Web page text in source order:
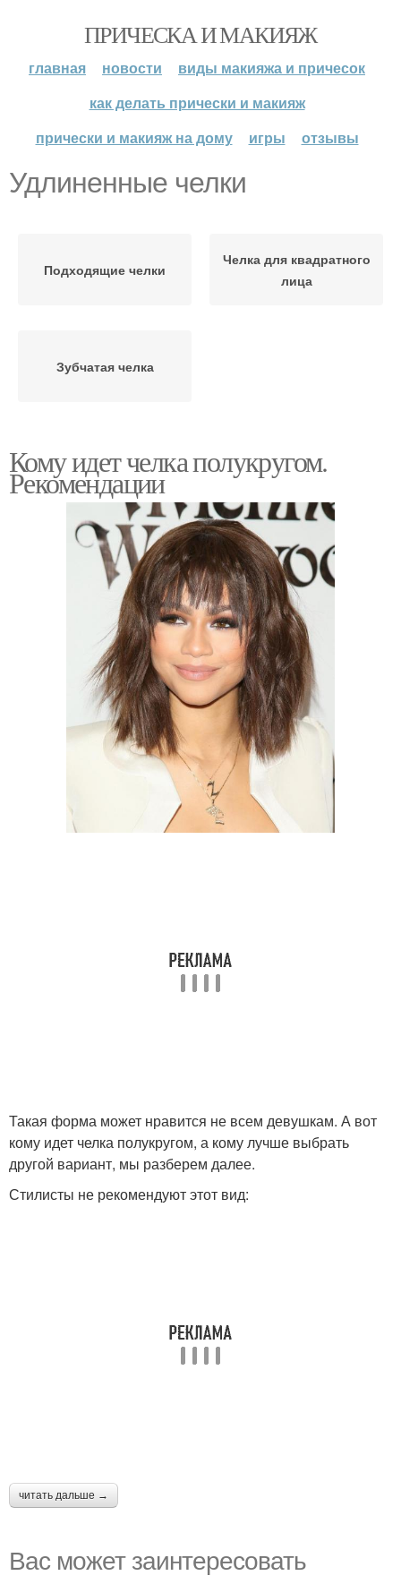
ПРИЧЕСКА И МАКИЯЖ
главная новости
виды макияжа и причесок
как делать прически и макияж
прически и макияж на дому
игры отзывы
Удлиненные челки
Подходящие челки
Челка для квадратного
лица
Зубчатая челка
Кому идет челка полукругом.
Рекомендации
Такая форма может нравится не всем девушкам. А вот
кому идет челка полукругом, а кому лучше выбрать
другой вариант, мы разберем далее.
Стилисты не рекомендуют этот вид:
читать дальше →
Вас может заинтересовать